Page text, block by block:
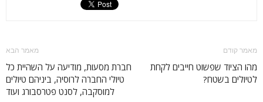
מאמר קודם
מהו הציוד שפשוט חייבים לקחת
לטיולים בשטח?
מאמר הבא
חברת מסעות, מודיעה על השהיית כל
טיולי החברה לרוסיה, ביניהם טיולים
למוסקבה, לסנט פטרסבורג ועוד